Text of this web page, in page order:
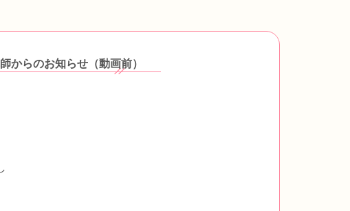
からのお知らせ（動画前）